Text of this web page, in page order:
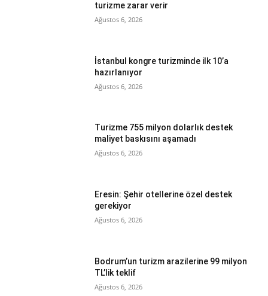
turizme zarar verir
Ağustos 6, 2026
İstanbul kongre turizminde ilk 10’a
hazırlanıyor
Ağustos 6, 2026
Turizme 755 milyon dolarlık destek
maliyet baskısını aşamadı
Ağustos 6, 2026
Eresin: Şehir otellerine özel destek
gerekiyor
Ağustos 6, 2026
Bodrum’un turizm arazilerine 99 milyon
TL’lik teklif
Ağustos 6, 2026